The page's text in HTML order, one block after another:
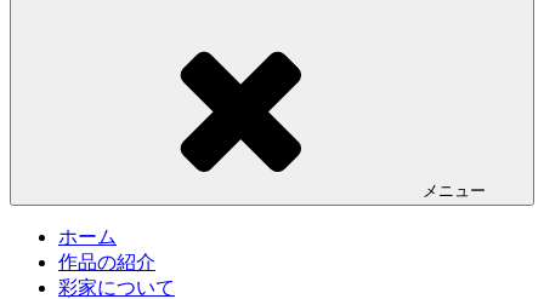
メニュー
ホーム
作品の紹介
彩家について